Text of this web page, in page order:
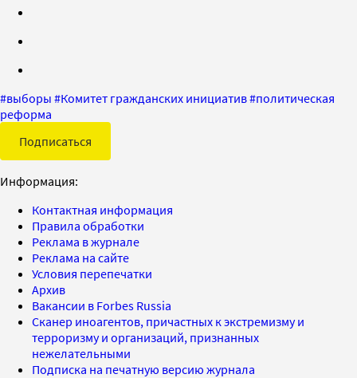
#выборы #Комитет гражданских инициатив#политическая
реформа
Подписаться
Информация:
Контактная информация
Правила обработки
Реклама в журнале
Реклама на сайте
Условия перепечатки
Архив
Вакансии в Forbes Russia
Сканер иноагентов, причастных к экстремизму и
терроризму и организаций, признанных
нежелательными
Подписка на печатную версию журнала